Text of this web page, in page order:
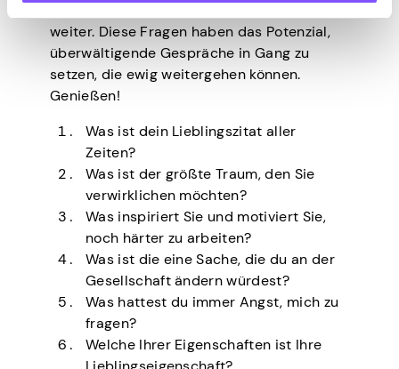
weiter. Diese Fragen haben das Potenzial,
überwältigende Gespräche in Gang zu
setzen, die ewig weitergehen können.
Genießen!
Was ist dein Lieblingszitat aller
Zeiten?
Was ist der größte Traum, den Sie
verwirklichen möchten?
Was inspiriert Sie und motiviert Sie,
noch härter zu arbeiten?
Was ist die eine Sache, die du an der
Gesellschaft ändern würdest?
Was hattest du immer Angst, mich zu
fragen?
Welche Ihrer Eigenschaften ist Ihre